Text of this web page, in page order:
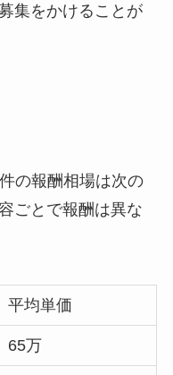
集をかけることが
の報酬相場は次の
ごとで報酬は異な
平均単価
65万